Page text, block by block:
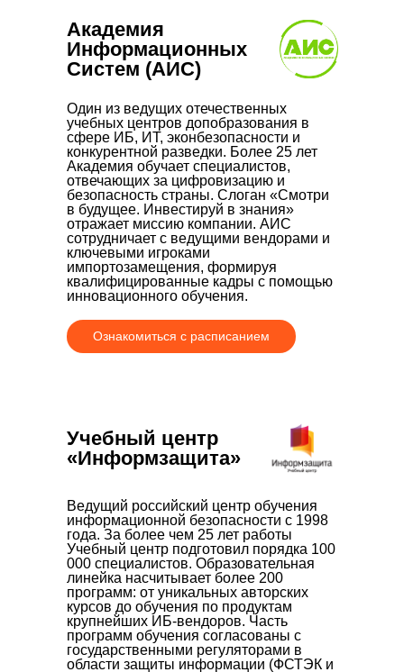
Один из ведущих отечественных
учебных центров допобразования в
сфере ИБ, ИТ, эконбезопасности и
конкурентной разведки. Более 25 лет
Академия обучает специалистов,
отвечающих за цифровизацию и
безопасность страны. Слоган «Смотри
в будущее. Инвестируй в знания»
отражает миссию компании. АИС
сотрудничает с ведущими вендорами и
ключевыми игроками
импортозамещения, формируя
квалифицированные кадры с помощью
инновационного обучения.
Ознакомиться с расписанием
Академия
Информационных
Систем (АИС)
Ведущий российский центр обучения
информационной безопасности с 1998
года. За более чем 25 лет работы
Учебный центр подготовил порядка 100
000 специалистов. Образовательная
линейка насчитывает более 200
программ: от уникальных авторских
курсов до обучения по продуктам
крупнейших ИБ-вендоров. Часть
программ обучения согласованы с
государственными регуляторами в
области защиты информации (ФСТЭК и
Учебный центр
«Информзащита»